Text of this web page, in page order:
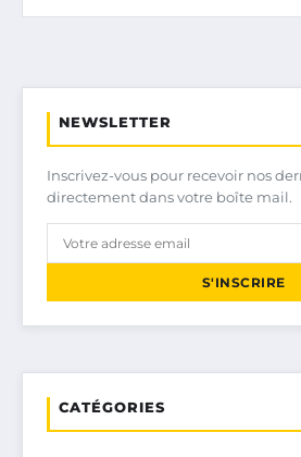
NEWSLETTER
Inscrivez-vous pour recevoir nos
directement dans votre boîte mail.
S'INSCRIRE
CATÉGORIES